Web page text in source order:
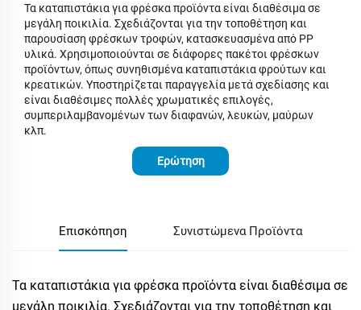
Τα καταπιστάκια για φρέσκα προϊόντα είναι διαθέσιμα σε
μεγάλη ποικιλία. Σχεδιάζονται για την τοποθέτηση και
παρουσίαση φρέσκων τροφών, κατασκευασμένα από PP
υλικά. Χρησιμοποιούνται σε διάφορες πακέτοι φρέσκων
προϊόντων, όπως συνηθισμένα καταπιστάκια φρούτων και
κρεατικών. Υποστηρίζεται παραγγελία μετά σχεδίασης και
είναι διαθέσιμες πολλές χρωματικές επιλογές,
συμπεριλαμβανομένων των διαφανών, λευκών, μαύρων
κλπ.
Ερώτηση
Επισκόπηση Συνιστώμενα Προϊόντα
Τα καταπιστάκια για φρέσκα προϊόντα είναι διαθέσιμα σε
μεγάλη ποικιλία. Σχεδιάζονται για την τοποθέτηση και